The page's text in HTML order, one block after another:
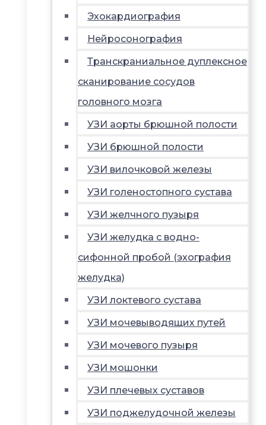
Эхокардиография
Нейросонография
Транскраниальное дуплексное
сканирование сосудов
головного мозга
УЗИ аорты брюшной полости
УЗИ брюшной полости
УЗИ вилочковой железы
УЗИ голеностопного сустава
УЗИ желчного пузыря
УЗИ желудка с водно-
сифонной пробой (эхография
желудка)
УЗИ локтевого сустава
УЗИ мочевыводящих путей
УЗИ мочевого пузыря
УЗИ мошонки
УЗИ плечевых суставов
УЗИ поджелудочной железы